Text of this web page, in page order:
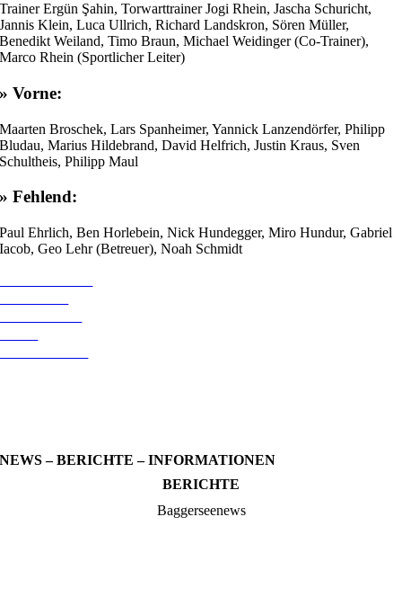
Trainer Ergün Şahin, Torwarttrainer Jogi Rhein, Jascha Schuricht,
Jannis Klein, Luca Ullrich, Richard Landskron, Sören Müller,
Benedikt Weiland, Timo Braun, Michael Weidinger (Co-Trainer),
Marco Rhein (Sportlicher Leiter)
» Vorne:
Maarten Broschek, Lars Spanheimer, Yannick Lanzendörfer, Philipp
Bludau, Marius Hildebrand, David Helfrich, Justin Kraus, Sven
Schultheis, Philipp Maul
» Fehlend:
Paul Ehrlich, Ben Horlebein, Nick Hundegger, Miro Hundur, Gabriel
Iacob, Geo Lehr (Betreuer), Noah Schmidt
NEWS – BERICHTE – INFORMATIONEN
BERICHTE
Baggerseenews